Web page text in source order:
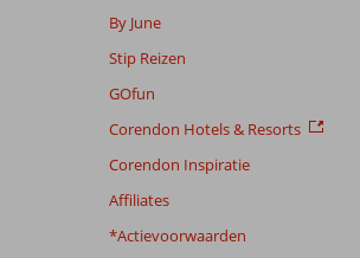
By June
Stip Reizen
GOfun
Corendon Hotels & Resorts
Corendon Inspiratie
Affiliates
*Actievoorwaarden